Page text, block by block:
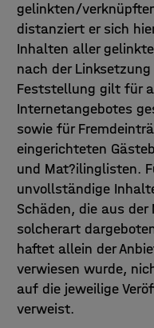
gelinkten/
distanziert er sich
Inhalten aller
nach der
Feststellung gilt für
Internetangebotes
sowie für
eingerichteten
und Mat?ilinglisten.
unvollständige
Schäden, die aus
solcherart
haftet allein der
verwiesen wurde,
auf die jeweilige
verweist.